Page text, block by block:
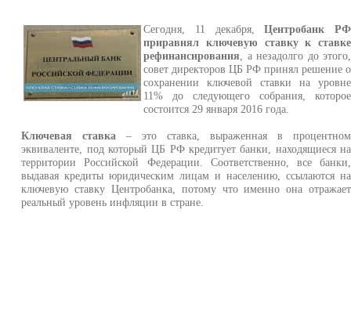
Сегодня, 11 декабря,Центробанк РФ
приравнял ключевую ставку к ставке
рефинансирования , а незадолго до этого,
совет директоров ЦБ РФ принял решение о
сохранении ключевой ставки на уровне
11% до следующего собрания, которое
состоится 29 января 2016 года.
Ключевая ставка – это ставка, выраженная в процентном
эквиваленте, под который ЦБ РФ кредитует банки, находящиеся на
территории Российской Федерации. Соответственно, все банки,
выдавая кредиты юридическим лицам и населению, ссылаются на
ключевую ставку Центробанка, потому что именно она отражает
реальный уровень инфляции в стране.